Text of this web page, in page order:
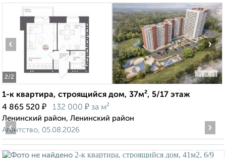
2/2
‹ ›
1-к квартира, строящийся дом, 37м², 5/17 этаж
4 865 520 ₽ 132 000 ₽ за м²
Ленинский район, Ленинский район
Агентство, 05.08.2026
‹ ›